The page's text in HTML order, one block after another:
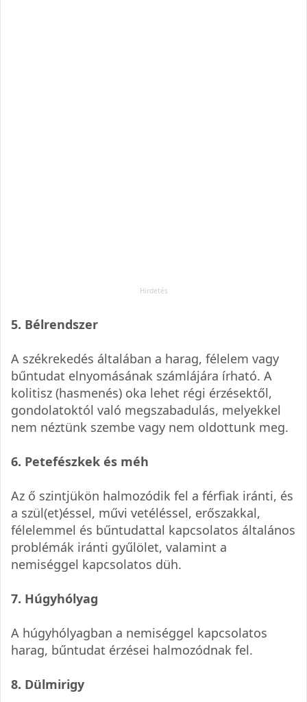
5. Bélrendszer
A székrekedés általában a harag, félelem vagy
bűntudat elnyomásának számlájára írható. A
kolitisz (hasmenés) oka lehet régi érzésektől,
gondolatoktól való megszabadulás, melyekkel
nem néztünk szembe vagy nem oldottunk meg.
6. Petefészkek és méh
Az ő szintjükön halmozódik fel a férfiak iránti, és
a szül(et)éssel, művi vetéléssel, erőszakkal,
félelemmel és bűntudattal kapcsolatos általános
problémák iránti gyűlölet, valamint a
nemiséggel kapcsolatos düh.
7. Húgyhólyag
A húgyhólyagban a nemiséggel kapcsolatos
harag, bűntudat érzései halmozódnak fel.
8. Dülmirigy